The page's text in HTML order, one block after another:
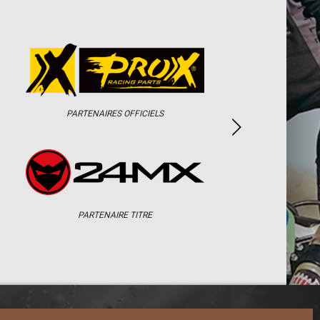
PARTENAIRES OFFICIELS
PARTENAIRE TITRE